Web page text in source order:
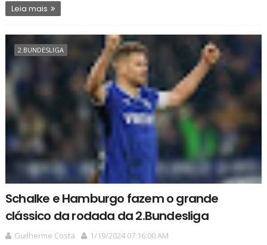
Leia mais
2.BUNDESLIGA
Schalke e Hamburgo fazem o grande
clássico da rodada da 2.Bundesliga
Guilherme Costa
1/19/2024 07:16:00 AM